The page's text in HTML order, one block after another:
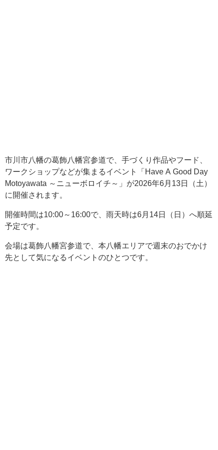
市川市八幡の葛飾八幡宮参道で、手づくり作品やフード、
ワークショップなどが集まるイベント「Have A Good Day
Motoyawata ～ニューボロイチ～」が2026年6月13日（土）
に開催されます。
開催時間は10:00～16:00で、雨天時は6月14日（日）へ順延
予定です。
会場は葛飾八幡宮参道で、本八幡エリアで週末のおでかけ
先として気になるイベントのひとつです。